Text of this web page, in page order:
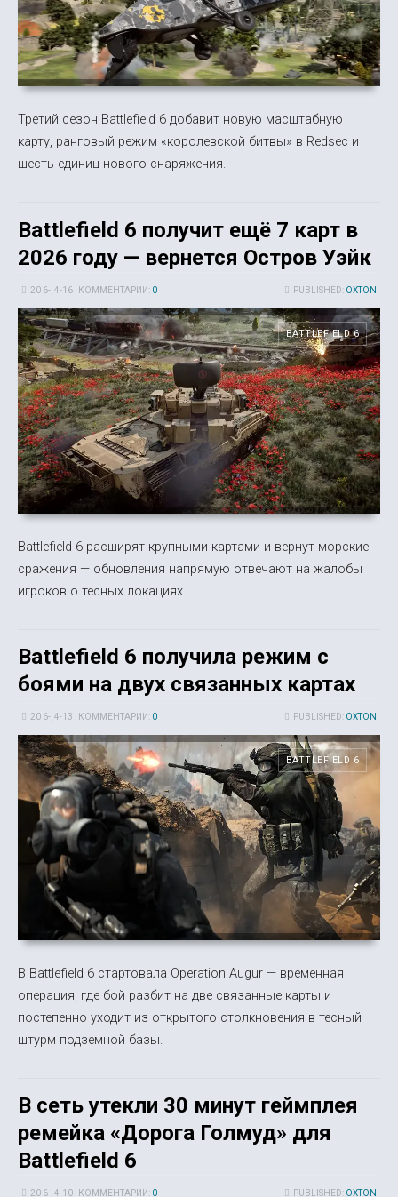
Третий сезон Battlefield 6 добавит новую масштабную
карту, ранговый режим «королевской битвы» в Redsec и
шесть единиц нового снаряжения.
Battlefield 6 получит ещё 7 карт в
2026 году — вернется Остров Уэйк
PUBLISHED: OXTON
20 6-, 4-16 КОММЕНТАРИИ: 0
BATTLEFIELD 6
Battlefield 6 расширят крупными картами и вернут морские
сражения — обновления напрямую отвечают на жалобы
игроков о тесных локациях.
Battlefield 6 получила режим с
боями на двух связанных картах
PUBLISHED: OXTON
20 6-, 4-13 КОММЕНТАРИИ: 0
BATTLEFIELD 6
В Battlefield 6 стартовала Operation Augur — временная
операция, где бой разбит на две связанные карты и
постепенно уходит из открытого столкновения в тесный
штурм подземной базы.
В сеть утекли 30 минут геймплея
ремейка «Дорога Голмуд» для
Battlefield 6
PUBLISHED: OXTON
20 6-, 4-10 КОММЕНТАРИИ: 0